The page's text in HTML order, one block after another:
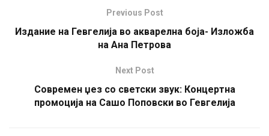
Previous Post
Издание на Гевгелија во акварелна боја- Изложба
на Ана Петрова
Next Post
Современ џез со светски звук: Концертна
промоција на Сашо Поповски во Гевгелија